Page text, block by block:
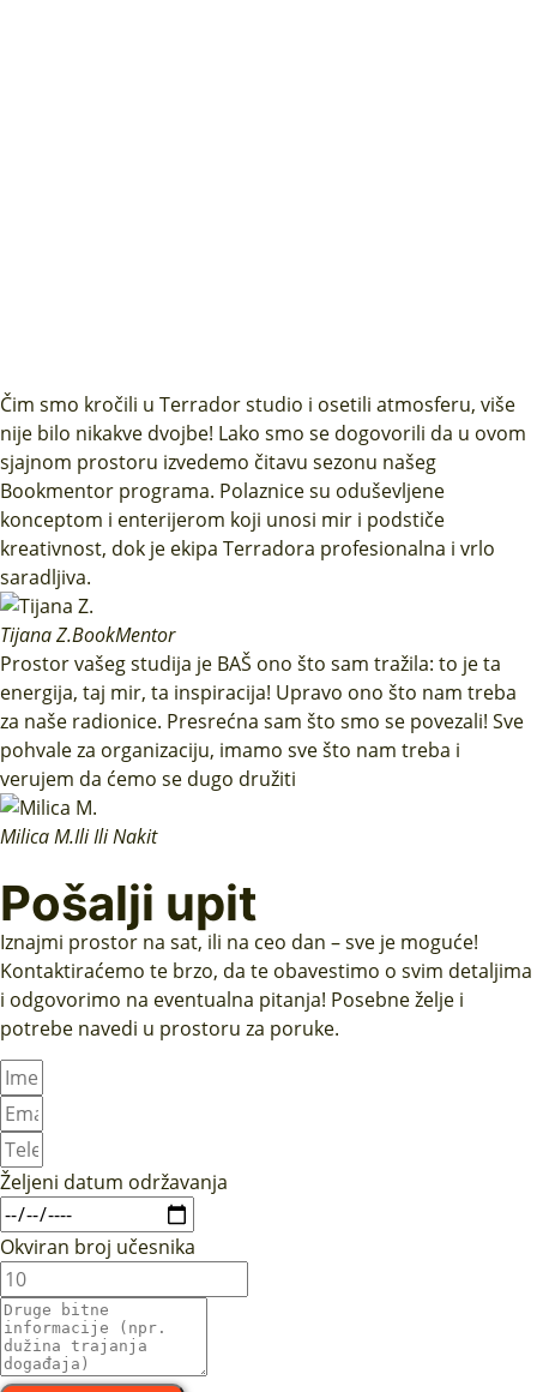
Čim smo kročili u Terrador studio i osetili atmosferu, više
nije bilo nikakve dvojbe! Lako smo se dogovorili da u ovom
sjajnom prostoru izvedemo čitavu sezonu našeg
Bookmentor programa. Polaznice su oduševljene
konceptom i enterijerom koji unosi mir i podstiče
kreativnost, dok je ekipa Terradora profesionalna i vrlo
saradljiva.
Tijana Z.BookMentor
Prostor vašeg studija je BAŠ ono što sam tražila: to je ta
energija, taj mir, ta inspiracija! Upravo ono što nam treba
za naše radionice. Presrećna sam što smo se povezali! Sve
pohvale za organizaciju, imamo sve što nam treba i
verujem da ćemo se dugo družiti
Milica M.Ili Ili Nakit
Pošalji upit
Iznajmi prostor na sat, ili na ceo dan – sve je moguće!
Kontaktiraćemo te brzo, da te obavestimo o svim detaljima
i odgovorimo na eventualna pitanja! Posebne želje i
potrebe navedi u prostoru za poruke.
Željeni datum održavanja
Okviran broj učesnika